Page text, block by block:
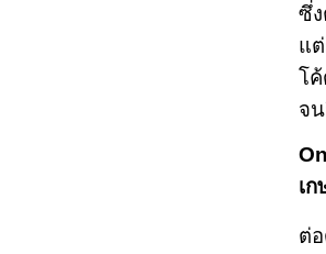
ซึ่ง
แ
โ
จ
เก
ต่